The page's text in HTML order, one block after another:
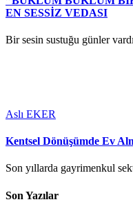
EN SESSİZ VEDASI
Bir sesin sustuğu günler
Aslı EKER
Kentsel Dönüşümde Ev
Son yıllarda gayrimenkul
Son Yazılar